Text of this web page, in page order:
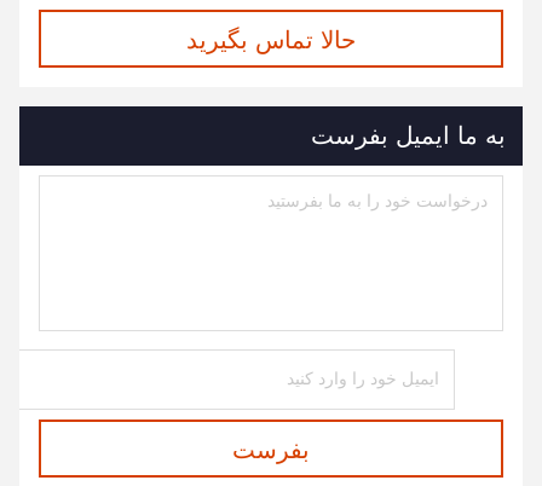
حالا تماس بگیرید
به ما ایمیل بفرست
بفرست